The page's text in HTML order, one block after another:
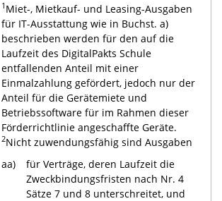
1 Miet-, Mietkauf- und Leasing-Ausgaben
für IT-Ausstattung wie in Buchst. a)
beschrieben werden für den auf die
Laufzeit des DigitalPakts Schule
entfallenden Anteil mit einer
Einmalzahlung gefördert, jedoch nur der
Anteil für die Gerätemiete und
Betriebssoftware für im Rahmen dieser
Förderrichtlinie angeschaffte Geräte.
2Nicht zuwendungsfähig sind Ausgaben
aa)
für Verträge, deren Laufzeit die
Zweckbindungsfristen nach Nr. 4
Sätze 7 und 8 unterschreitet, und